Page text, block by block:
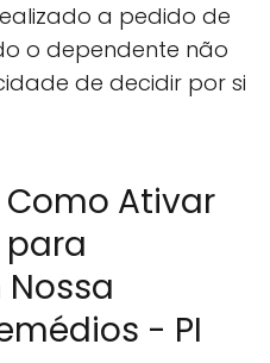
a pedido de
o dependente não
de decidir por si
Como Ativar
para
- PI